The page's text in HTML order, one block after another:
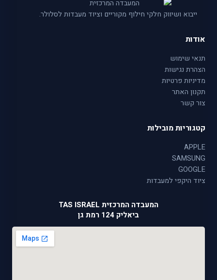
ייבוא ושיווק חלקי חילוף מקוריים וציוד מעבדות לסלולר.
אודות
תנאי שימוש
הצהרת נגישות
מדיניות פרטיות
תקנון האתר
צור קשר
קטגוריות מובילות
APPLE
SAMSUNG
GOOGLE
ציוד היקפי למעבדות
המעבדה המרכזית TAS ISRAEL
ביאליק 124 רמת גן